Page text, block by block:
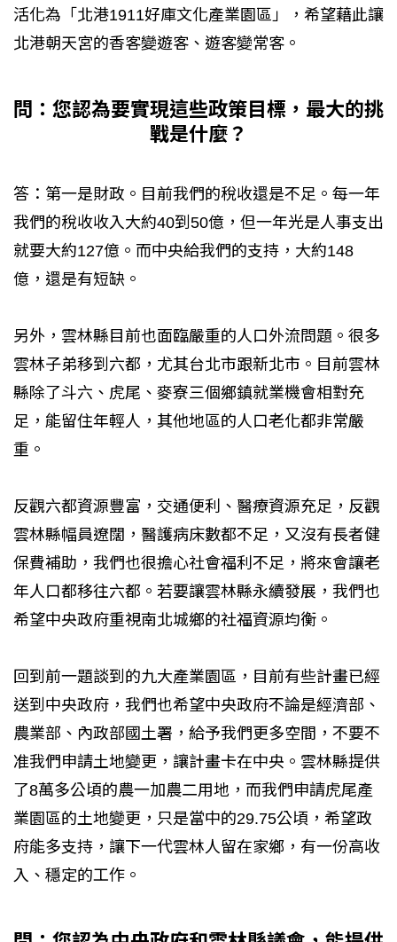
活化為「北港1911好庫文化產業園區」，希望藉此讓
北港朝天宮的香客變遊客、遊客變常客。
問：您認為要實現這些政策目標，最大的挑
戰是什麼？
答：第一是財政。目前我們的稅收還是不足。每一年
我們的稅收收入大約40到50億，但一年光是人事支出
就要大約127億。而中央給我們的支持，大約148
億，還是有短缺。
另外，雲林縣目前也面臨嚴重的人口外流問題。很多
雲林子弟移到六都，尤其台北市跟新北市。目前雲林
縣除了斗六、虎尾、麥寮三個鄉鎮就業機會相對充
足，能留住年輕人，其他地區的人口老化都非常嚴
重。
反觀六都資源豐富，交通便利、醫療資源充足，反觀
雲林縣幅員遼闊，醫護病床數都不足，又沒有長者健
保費補助，我們也很擔心社會福利不足，將來會讓老
年人口都移往六都。若要讓雲林縣永續發展，我們也
希望中央政府重視南北城鄉的社福資源均衡。
回到前一題談到的九大產業園區，目前有些計畫已經
送到中央政府，我們也希望中央政府不論是經濟部、
農業部、內政部國土署，給予我們更多空間，不要不
准我們申請土地變更，讓計畫卡在中央。雲林縣提供
了8萬多公頃的農一加農二用地，而我們申請虎尾產
業園區的土地變更，只是當中的29.75公頃，希望政
府能多支持，讓下一代雲林人留在家鄉，有一份高收
入、穩定的工作。